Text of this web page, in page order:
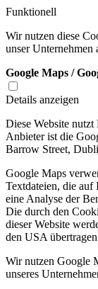
Funktionell
Wir nutzen diese
unser Unternehmen
Google Maps /
Details anzeigen
Diese Website
Anbieter ist die
Barrow Street,
Google Maps
Textdateien, die auf
eine Analyse der
Die durch den
dieser Website
den USA
Wir nutzen Google
unseres